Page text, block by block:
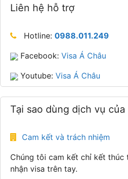
Liên hệ hỗ trợ
Hotline: 0988.011.249
Facebook: Visa Á Châu
Youtube: Visa Á Châu
Tại sao dùng dịch vụ của
Cam kết và trách nhiệm
Chúng tôi cam kết chỉ kết thúc
nhận visa trên tay.